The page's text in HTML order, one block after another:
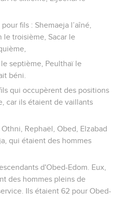
fils : Shemaeja l’aîné,
le troisième, Sacar le
septième, Peulthaï le
béni.
qui occupèrent des positions
car ils étaient de vaillants
Rephaël, Obed, Elzabad
qui étaient des hommes
d'Obed-Edom. Eux,
des hommes pleins de
Ils étaient 62 pour Obed-